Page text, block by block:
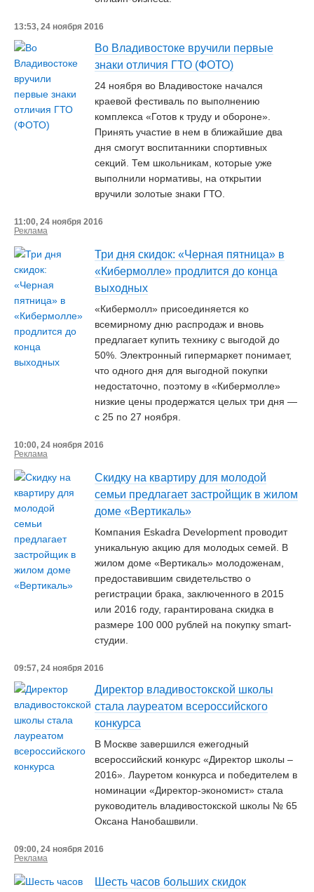
13:53, 24 ноября 2016
Во Владивостоке вручили первые
знаки отличия ГТО (ФОТО)
24 ноября во Владивостоке начался
краевой фестиваль по выполнению
комплекса «Готов к труду и обороне».
Принять участие в нем в ближайшие два
дня смогут воспитанники спортивных
секций. Тем школьникам, которые уже
выполнили нормативы, на открытии
вручили золотые знаки ГТО.
11:00, 24 ноября 2016
Реклама
Три дня скидок: «Черная пятница» в
«Кибермолле» продлится до конца
выходных
«Кибермолл» присоединяется ко
всемирному дню распродаж и вновь
предлагает купить технику с выгодой до
50%. Электронный гипермаркет понимает,
что одного дня для выгодной покупки
недостаточно, поэтому в «Кибермолле»
низкие цены продержатся целых три дня —
с 25 по 27 ноября.
10:00, 24 ноября 2016
Реклама
Скидку на квартиру для молодой
семьи предлагает застройщик в жилом
доме «Вертикаль»
Компания Eskadra Development проводит
уникальную акцию для молодых семей. В
жилом доме «Вертикаль» молодоженам,
предоставившим свидетельство о
регистрации брака, заключенного в 2015
или 2016 году, гарантирована скидка в
размере 100 000 рублей на покупку smart-
студии.
09:57, 24 ноября 2016
Директор владивостокской школы
стала лауреатом всероссийского
конкурса
В Москве завершился ежегодный
всероссийский конкурс «Директор школы –
2016». Лауретом конкурса и победителем в
номинации «Директор-экономист» стала
руководитель владивостокской школы № 65
Оксана Нанобашвили.
09:00, 24 ноября 2016
Реклама
Шесть часов больших скидок